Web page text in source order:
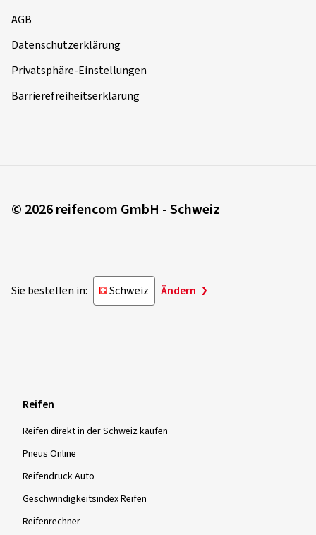
AGB
Datenschutzerklärung
Privatsphäre-Einstellungen
Barrierefreiheitserklärung
© 2026 reifencom GmbH - Schweiz
Sie bestellen in: Schweiz Ändern
Reifen
Reifen direkt in der Schweiz kaufen
Pneus Online
Reifendruck Auto
Geschwindigkeitsindex Reifen
Reifenrechner